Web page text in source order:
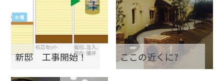
新邸 工事開始！ ここの近くに?